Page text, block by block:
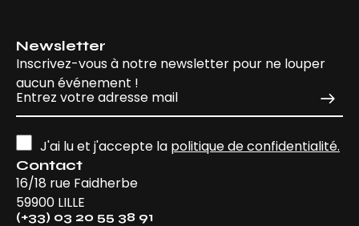
Contact
16/18 rue Faidherbe
59900 LILLE
(+33) 03 20 55 38 91
Newsletter
Inscrivez-vous à notre newsletter pour ne louper
aucun événement !
J'ai lu et j'accepte la politique de confidentialité.